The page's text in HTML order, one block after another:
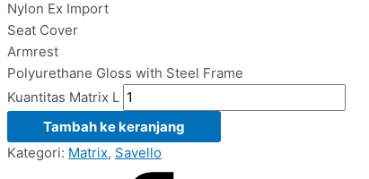
Nylon Ex Import
Seat Cover
Armrest
Polyurethane Gloss with Steel Frame
Kuantitas Matrix L
Tambah ke keranjang
Kategori: Matrix, Savello